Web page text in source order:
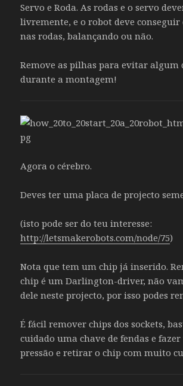
Servo e Roda. As rodas e o servo
livremente, e o robot deve
nas rodas, balançando ou não.
Remove as pilhas para evitar
durante a montagem!
Agora o cérebro.
Deves ter uma placa de projecto
(isto pode ser do teu interesse:
http://letsmakerobots.com/node/75)
Nota que tem um chip já inserido.
chip é um Darlington-driver, não
dele neste projecto, por isso podes
É fácil remover chips dos sockets,
cuidado uma chave de fendas e
pressão e retirar o chip com muito